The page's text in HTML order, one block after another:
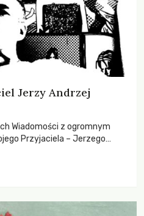
Jerzy Andrzej
Wiadomości z ogromnym
Przyjaciela – Jerzego